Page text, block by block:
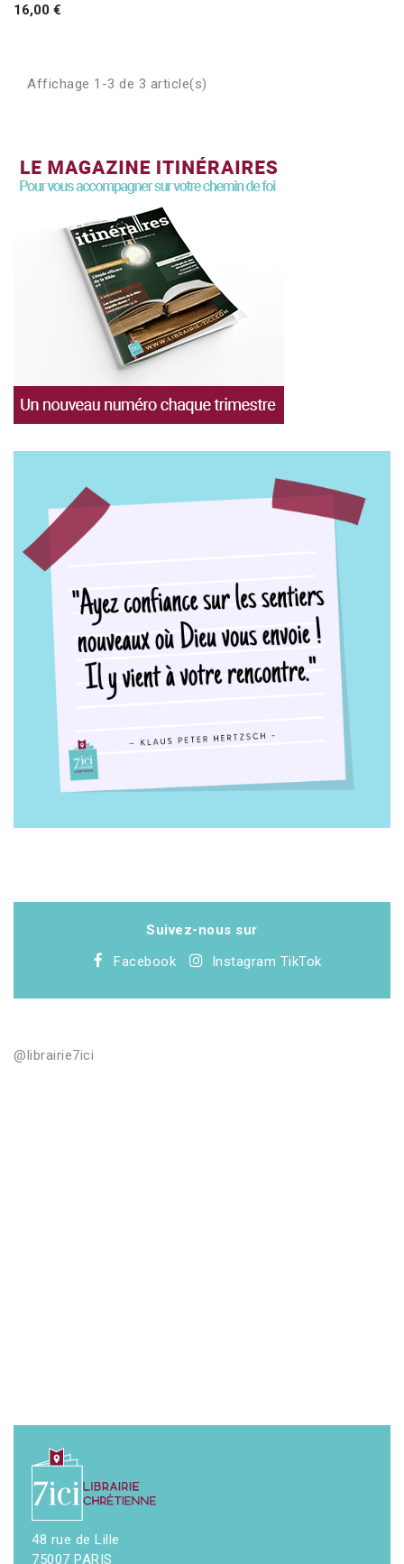
16,00 €
Affichage 1-3 de 3 article(s)
Suivez-nous sur
Facebook
Instagram TikTok
@librairie7ici
48 rue de Lille
75007 PARIS